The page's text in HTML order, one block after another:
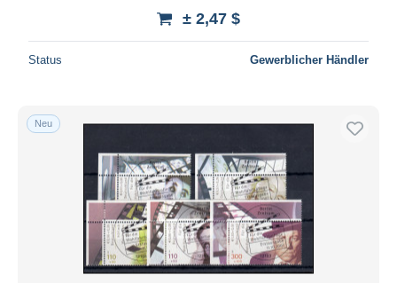
± 2,47 $
Status Gewerblicher Händler
Neu